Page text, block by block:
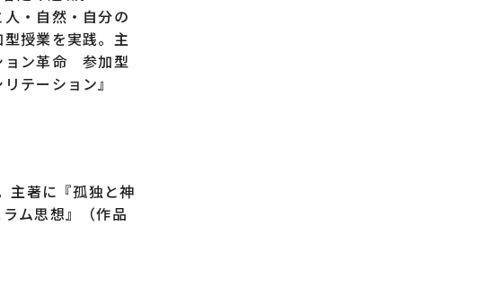
・自然・自分の
授業を実践。主
ョン革命 参加型
テーション』
主著に『孤独と神
ム思想』（作品